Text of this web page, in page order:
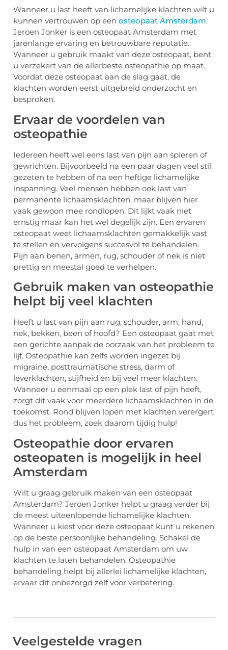
Wanneer u last heeft van lichamelijke klachten wilt u
kunnen vertrouwen op een osteopaat Amsterdam.
Jeroen Jonker is een osteopaat Amsterdam met
jarenlange ervaring en betrouwbare reputatie.
Wanneer u gebruik maakt van deze osteopaat, bent
u verzekert van de allerbeste osteopathie op maat.
Voordat deze osteopaat aan de slag gaat, de
klachten worden eerst uitgebreid onderzocht en
besproken.
Ervaar de voordelen van
osteopathie
Iedereen heeft wel eens last van pijn aan spieren of
gewrichten. Bijvoorbeeld na een paar dagen veel stil
gezeten te hebben of na een heftige lichamelijke
inspanning. Veel mensen hebben ook last van
permanente lichaamsklachten, maar blijven hier
vaak gewoon mee rondlopen. Dit lijkt vaak niet
ernstig maar kan het wel degelijk zijn. Een ervaren
osteopaat weet lichaamsklachten gemakkelijk vast
te stellen en vervolgens succesvol te behandelen.
Pijn aan benen, armen, rug, schouder of nek is niet
prettig en meestal goed te verhelpen.
Gebruik maken van osteopathie
helpt bij veel klachten
Heeft u last van pijn aan rug, schouder, arm, hand,
nek, bekken, been of hoofd? Een osteopaat gaat met
een gerichte aanpak de oorzaak van het probleem te
lijf. Osteopathie kan zelfs worden ingezet bij
migraine, posttraumatische stress, darm of
leverklachten, stijfheid en bij veel meer klachten.
Wanneer u eenmaal op een plek last of pijn heeft,
zorgt dit vaak voor meerdere lichaamsklachten in de
toekomst. Rond blijven lopen met klachten verergert
dus het probleem, zoek daarom tijdig hulp!
Osteopathie door ervaren
osteopaten is mogelijk in heel
Amsterdam
Wilt u graag gebruik maken van een osteopaat
Amsterdam? Jeroen Jonker helpt u graag verder bij
de meest uiteenlopende lichamelijke klachten.
Wanneer u kiest voor deze osteopaat kunt u rekenen
op de beste persoonlijke behandeling. Schakel de
hulp in van een osteopaat Amsterdam om uw
klachten te laten behandelen. Osteopathie
behandeling helpt bij allerlei lichamelijke klachten,
ervaar dit onbezorgd zelf voor verbetering.
Veelgestelde vragen